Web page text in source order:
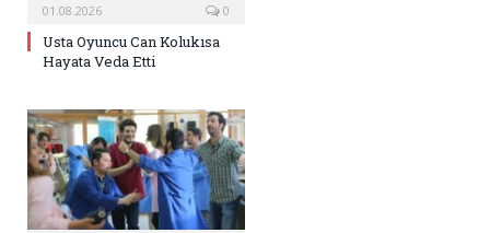
01.08.2026 0
Usta Oyuncu Can Kolukısa
Hayata Veda Etti